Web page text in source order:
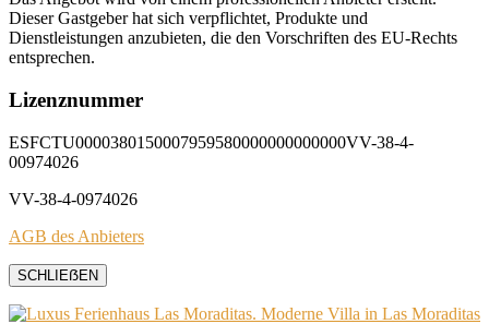
Dieser Gastgeber hat sich verpflichtet, Produkte und
Dienstleistungen anzubieten, die den Vorschriften des EU-Rechts
entsprechen.
Lizenznummer
ESFCTU0000380150007959580000000000000VV-38-4-
00974026
VV-38-4-0974026
AGB des Anbieters
SCHLIEẞEN